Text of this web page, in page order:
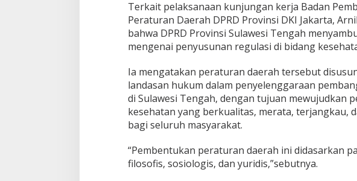
Terkait pelaksanaan kunjungan kerja Badan
Peraturan Daerah DPRD Provinsi DKI Jakarta,
bahwa DPRD Provinsi Sulawesi Tengah
mengenai penyusunan regulasi di bidang
Ia mengatakan peraturan daerah tersebut
landasan hukum dalam penyelenggaraan
di Sulawesi Tengah, dengan tujuan mewujudkan
kesehatan yang berkualitas, merata, terjangkau,
bagi seluruh masyarakat.
“Pembentukan peraturan daerah ini didasarkan
filosofis, sosiologis, dan yuridis,”sebutnya.